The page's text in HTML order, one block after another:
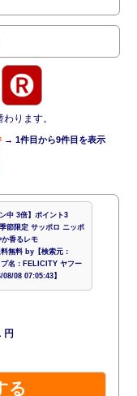
ります。
→ 1件目から9件目を表示
中 3倍】ポイント3
節限定 サッポロ ニッポ
か香るレモ
無料 by【検索元：
名：FELICITY ヤフー
08 07:05:43】
円
る